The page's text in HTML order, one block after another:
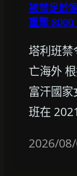
被禁足於
重聚 8000
塔利班禁
亡海外
富汗國家
班在
2026/